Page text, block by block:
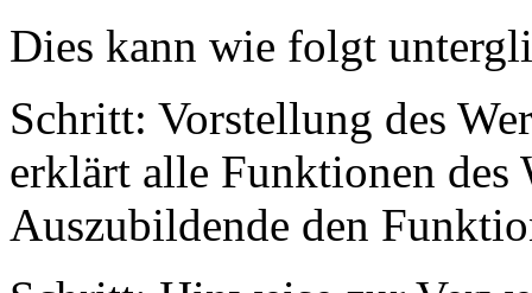
Dies kann wie folgt
Schritt: Vorstellung des
erklärt alle Funktionen des
Auszubildende den